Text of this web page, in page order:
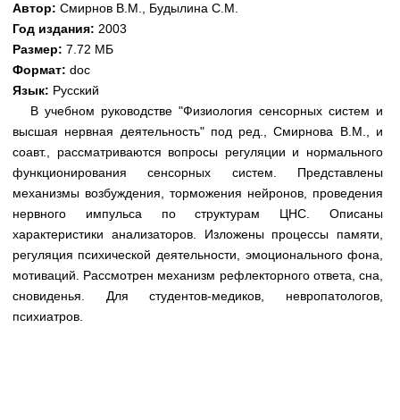
Методические рекомендации
Научно-популярное
Статьи
Новости (244)
Медицинская стандартизация
Нормативы экстренной и неотложной помощи
Нормы лабораторных и инструментальных
исследований
Обратная связь
Добавить материал
FAQ
Автор: Смирнов В.М., Будылина С.М.
Год издания: 2003
Размер: 7.72 МБ
Формат: doc
Язык: Русский
В учебном руководстве "Физиология сенсорных систем и
высшая нервная деятельность" под ред., Смирнова В.М., и
соавт., рассматриваются вопросы регуляции и нормального
функционирования сенсорных систем. Представлены
механизмы возбуждения, торможения нейронов, проведения
нервного импульса по структурам ЦНС. Описаны
характеристики анализаторов. Изложены процессы памяти,
регуляция психической деятельности, эмоционального фона,
мотиваций. Рассмотрен механизм рефлекторного ответа, сна,
сновиденья. Для студентов-медиков, невропатологов,
психиатров.